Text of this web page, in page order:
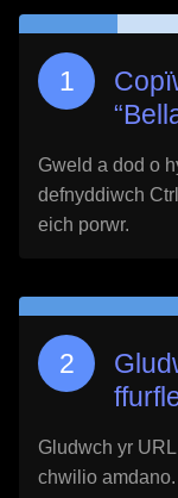
“
Gweld a dod o
defnyddiwch
eich porwr.
Gludwch yr
chwilio amdano.